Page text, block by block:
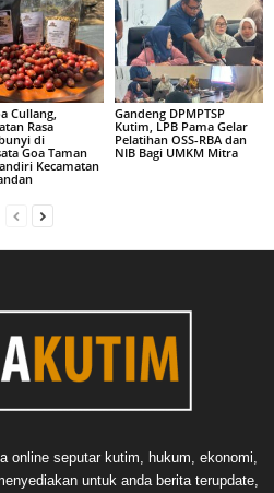
Cullang,
Rasa
di
Goa Taman
Kecamatan
Gandeng DPMPTSP
Kutim, LPB Pama Gelar
Pelatihan OSS-RBA dan
NIB Bagi UMKM Mitra
online seputar kutim, hukum, ekonomi,
untuk anda berita terupdate,